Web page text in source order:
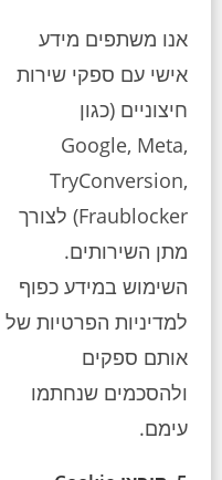
אנו משתפים מידע
אישי עם ספקי שירות
חיצוניים (כגון
Google, Meta,
TryConversion,
Fraublocker) לצורך
מתן השירותים.
השימוש במידע כפוף
למדיניות הפרטיות של
אותם ספקים
ולהסכמים שנחתמו
עימם.